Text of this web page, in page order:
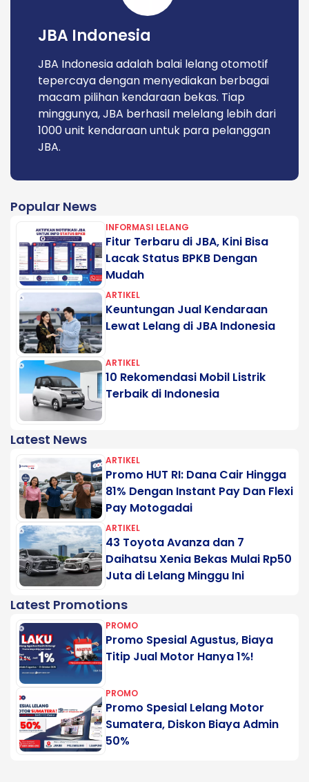
JBA Indonesia
JBA Indonesia adalah balai lelang otomotif
tepercaya dengan menyediakan berbagai
macam pilihan kendaraan bekas. Tiap
minggunya, JBA berhasil melelang lebih dari
1000 unit kendaraan untuk para pelanggan
JBA.
Popular News
INFORMASI LELANG
Fitur Terbaru di JBA, Kini Bisa
Lacak Status BPKB Dengan
Mudah
ARTIKEL
Keuntungan Jual Kendaraan
Lewat Lelang di JBA Indonesia
ARTIKEL
10 Rekomendasi Mobil Listrik
Terbaik di Indonesia
Latest News
ARTIKEL
Promo HUT RI: Dana Cair Hingga
81% Dengan Instant Pay Dan Flexi
Pay Motogadai
ARTIKEL
43 Toyota Avanza dan 7
Daihatsu Xenia Bekas Mulai Rp50
Juta di Lelang Minggu Ini
Latest Promotions
PROMO
Promo Spesial Agustus, Biaya
Titip Jual Motor Hanya 1%!
PROMO
Promo Spesial Lelang Motor
Sumatera, Diskon Biaya Admin
50%